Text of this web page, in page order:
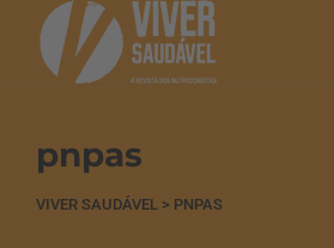
pnpas
VIVER SAUDÁVEL > PNPAS